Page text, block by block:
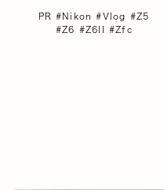
PR #Nikon#Vlog #Z5
#Z6 #Z6II #Zfc